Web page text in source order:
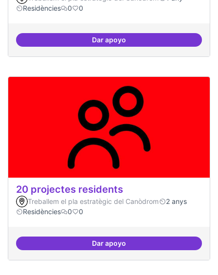
Residències
0 0
Dar apoyo10 projectes consolidats
20 projectes residents
Treballem el pla estratègic del Canòdrom
2 anys
Residències
0 0
Dar apoyo20 projectes residents